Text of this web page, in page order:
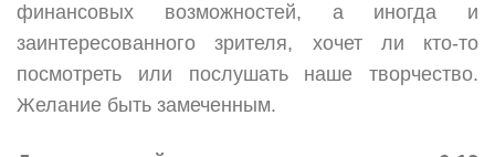
финансовых возможностей, а иногда и
заинтересованного зрителя, хочет ли кто-то
посмотреть или послушать наше творчество.
Желание быть замеченным.